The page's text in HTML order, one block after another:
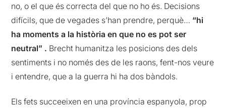
no, o el que és correcta del que no ho és. Decisions
difícils, que de vegades s’han prendre, perquè… “hi
ha moments a la història en que no es pot ser
neutral” . Brecht humanitza les posicions des dels
sentiments i no només des de les raons, fent-nos veure
i entendre, que a la guerra hi ha dos bàndols.
Els fets succeeixen en una província espanyola, prop